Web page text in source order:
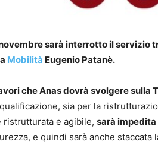
sarà interrotto il servizio
Mobilità Eugenio Patanè.
che Anas dovrà svolgere sulla
sia per la
ristrutturata e agibile, sarà impedita
e quindi sarà anche